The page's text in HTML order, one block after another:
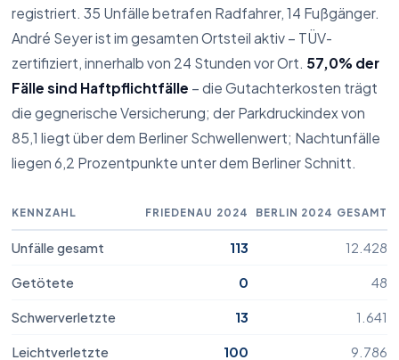
Parkschaden
Škoda
Karoq
3.672 €
registriert. 35 Unfälle betrafen Radfahrer, 14 Fußgänger.
André Seyer ist im gesamten Ortsteil aktiv – TÜV-
zertifiziert, innerhalb von 24 Stunden vor Ort. 57,0% der
Fälle sind Haftpflichtfälle – die Gutachterkosten trägt
die gegnerische Versicherung; der Parkdruckindex von
85,1 liegt über dem Berliner Schwellenwert; Nachtunfälle
liegen 6,2 Prozentpunkte unter dem Berliner Schnitt.
KENNZAHL FRIEDENAU 2024 BERLIN 2024 GESAMT
Unfälle gesamt 113 12.428
Getötete 0 48
Schwerverletzte 13 1.641
Leichtverletzte 100 9.786